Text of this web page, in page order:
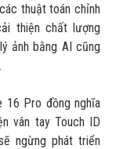
thuật toán chỉnh
thiện chất lượng
ảnh bằng AI cũng
16 Pro đồng nghĩa
vân tay Touch ID
ngừng phát triển